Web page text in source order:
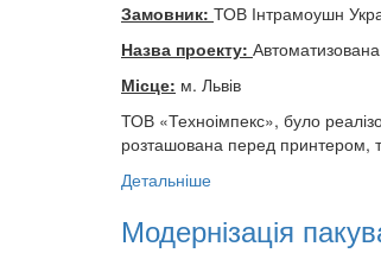
Замовник: ТОВ Інтрамоушн
Назва проекту:
Місце: м. Львів
ТОВ «Техноімпекс», було
розташована перед принтером,
Детальніше
Модернізація